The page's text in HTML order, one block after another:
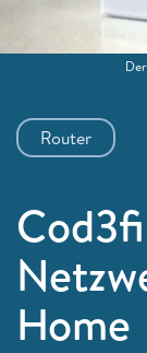
Router
Home